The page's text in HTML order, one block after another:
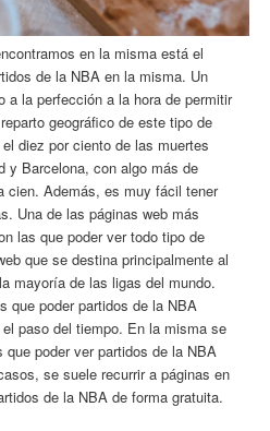
en la misma está el
de la NBA en la misma. Un
a la perfección a la hora de permitir
geográfico de este tipo de
diez por ciento de las muertes
y Barcelona, con algo más de
cien. Además, es muy fácil tener
Una de las páginas web más
las que poder ver todo tipo de
que se destina principalmente al
mayoría de las ligas del mundo.
que poder partidos de la NBA
paso del tiempo. En la misma se
poder ver partidos de la NBA
se suele recurrir a páginas en
de la NBA de forma gratuita.